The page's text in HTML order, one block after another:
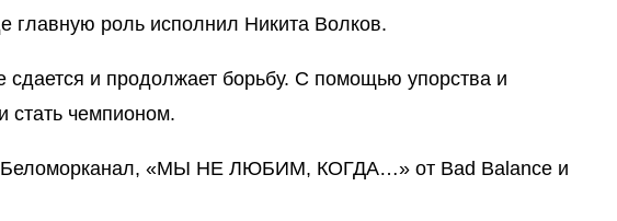
главную роль исполнил Никита Волков.
сдается и продолжает борьбу. С помощью упорства и
стать чемпионом.
Беломорканал, «МЫ НЕ ЛЮБИМ, КОГДА…» от Bad Balance и